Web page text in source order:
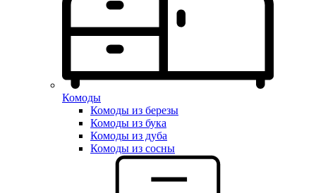
Комоды
Комоды из березы
Комоды из бука
Комоды из дуба
Комоды из сосны